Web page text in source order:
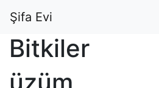
Şifa Evi
Bitkiler